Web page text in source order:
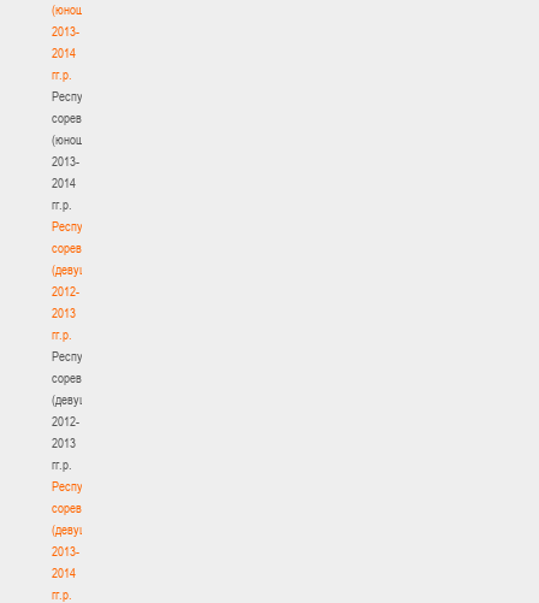
(юноши)
2013-
2014
гг.р.
Республиканские
соревнования
(юноши)
2013-
2014
гг.р.
Республиканские
соревнования
(девушки)
2012-
2013
гг.р.
Республиканские
соревнования
(девушки)
2012-
2013
гг.р.
Республиканские
соревнования
(девушки)
2013-
2014
гг.р.